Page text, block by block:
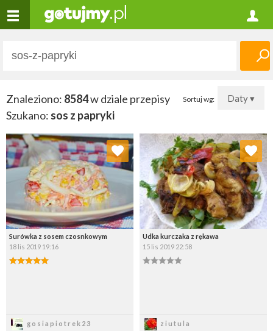
Sortuj wg: Daty ▾
Znaleziono: 8584w dziale przepisy
Szukano: sos z papryki
Surówka z sosem czosnkowym
18 lis 2019 19:16
gosiapiotrek23
Dodaj do ulubionych
Wybierz listę:
Udka kurczaka z rękawa
15 lis 2019 22:58
ziutula
Dodaj do ulubionych
Wybierz listę: